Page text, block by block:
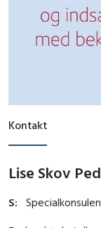
Kontakt
Lise Skov
S: